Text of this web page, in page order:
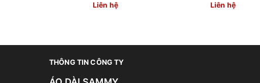
Liên hệ Liên hệ
THÔNG TIN CÔNG TY